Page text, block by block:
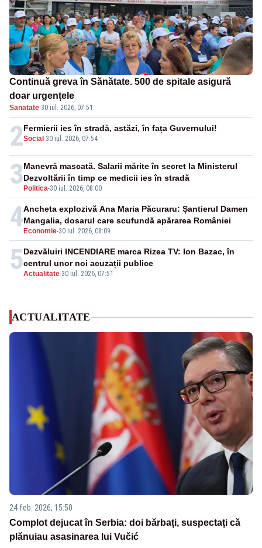
Continuă greva în Sănătate. 500 de spitale asigură
doar urgențele
Sanatate·30 iul. 2026, 07:51
2Social -30 iul. 2026, 07:54
Fermierii ies în stradă, astăzi, în fața Guvernului!
3 Politica-30 iul. 2026, 08:00
Manevră mascată. Salarii mărite în secret la Ministerul
Dezvoltării în timp ce medicii ies în stradă
4 Economie-30 iul. 2026, 08:09
Ancheta explozivă Ana Maria Păcuraru: Șantierul Damen
Mangalia, dosarul care scufundă apărarea României
5Actualitate-30 iul. 2026, 07:51
Dezvăluiri INCENDIARE marca Rizea TV: Ion Bazac, în
centrul unor noi acuzații publice
ACTUALITATE
24 feb. 2026, 15:50
Complot dejucat în Serbia: doi bărbați, suspectați că
plănuiau asasinarea lui Vučić